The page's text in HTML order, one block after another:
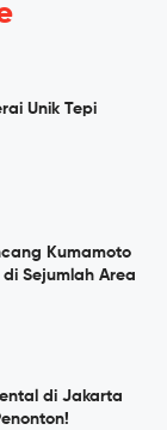
Unik Tepi
Kumamoto
Sejumlah Area
di Jakarta